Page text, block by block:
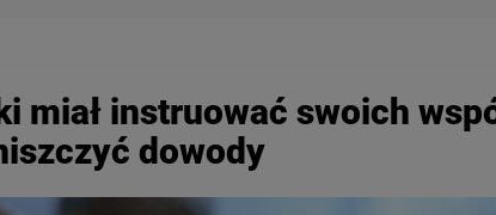
miał instruować swoich
dowody